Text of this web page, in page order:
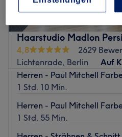
Haarstudio Madlon
4,8
2629
Lichtenrade, Berlin
Auf
Herren - Paul Mitchell
1 Std. 10 Min.
Herren - Paul Mitchell
1 Std. 55 Min.